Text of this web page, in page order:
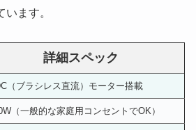
ます。
詳細スペック
（ブラシレス直流）モーター搭載
（一般的な家庭用コンセントでOK）